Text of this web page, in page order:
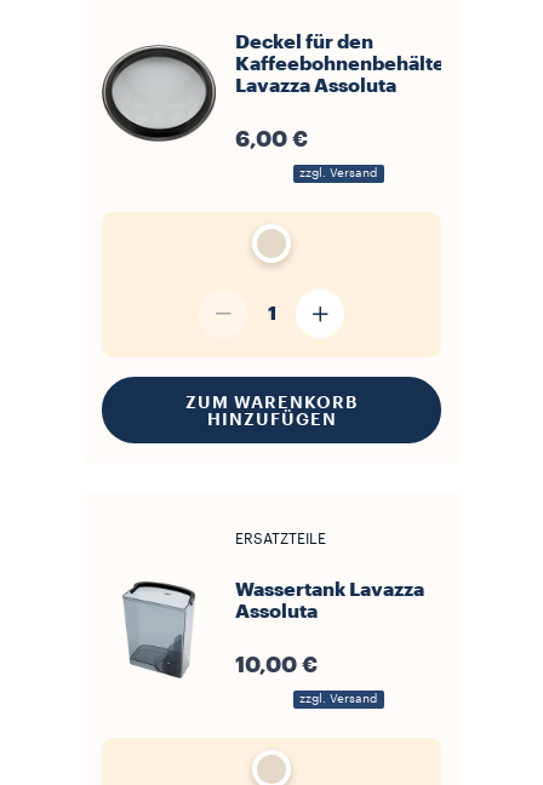
Deckel für den
Kaffeebohnenbehälter
Lavazza Assoluta
6,00 €
zzgl. Versand
1
ZUM WARENKORB
HINZUFÜGEN
ERSATZTEILE
Wassertank Lavazza
Assoluta
10,00 €
zzgl. Versand